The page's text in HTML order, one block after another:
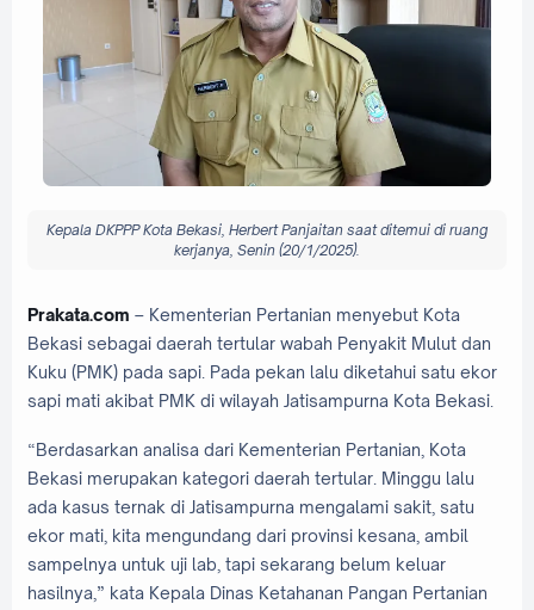
Kepala DKPPP Kota Bekasi, Herbert Panjaitan saat ditemui di ruang
kerjanya, Senin (20/1/2025).
Prakata.com – Kementerian Pertanian menyebut Kota
Bekasi sebagai daerah tertular wabah Penyakit Mulut dan
Kuku (PMK) pada sapi. Pada pekan lalu diketahui satu ekor
sapi mati akibat PMK di wilayah Jatisampurna Kota Bekasi.
“Berdasarkan analisa dari Kementerian Pertanian, Kota
Bekasi merupakan kategori daerah tertular. Minggu lalu
ada kasus ternak di Jatisampurna mengalami sakit, satu
ekor mati, kita mengundang dari provinsi kesana, ambil
sampelnya untuk uji lab, tapi sekarang belum keluar
hasilnya,” kata Kepala Dinas Ketahanan Pangan Pertanian